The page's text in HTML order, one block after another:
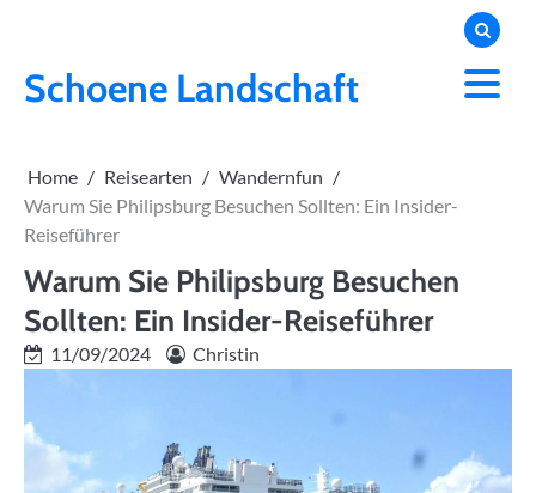
contentSchoene Landschaft
Home Reisearten
Wandernfun
Warum Sie Philipsburg Besuchen Sollten: Ein Insider-
Reiseführer
Warum Sie Philipsburg Besuchen
Sollten: Ein Insider-Reiseführer
11/09/2024 Christin